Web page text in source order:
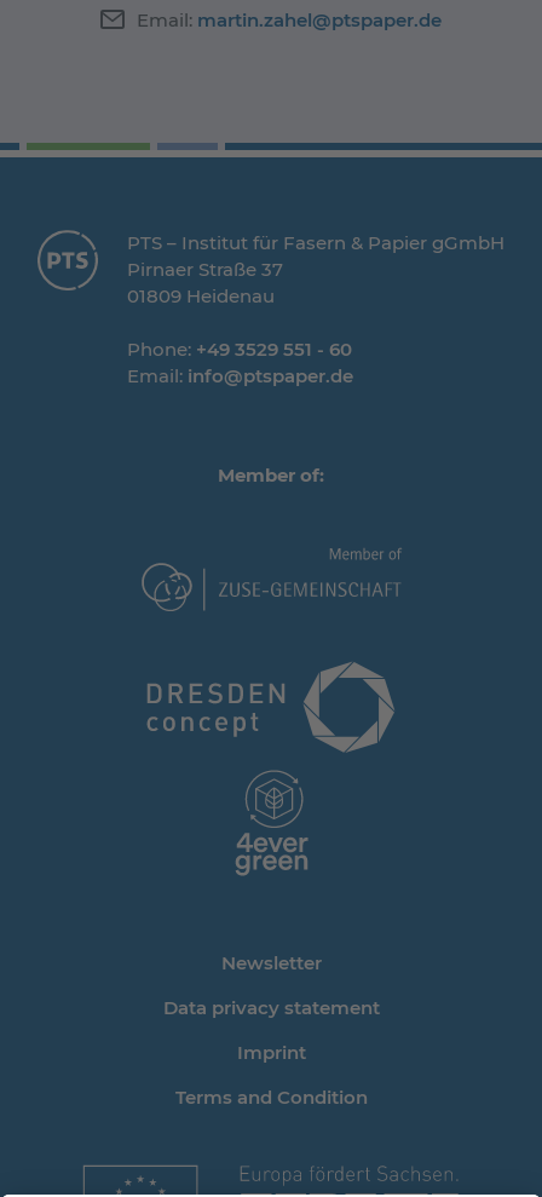
Email: martin.zahel@ptspaper.de
PTS – Institut für Fasern & Papier gGmbH
Pirnaer Straße 37
01809 Heidenau
Phone: +49 3529 551 - 60
Email: info@ptspaper.de
Member of:
Newsletter
Data privacy statement
Imprint
Terms and Condition